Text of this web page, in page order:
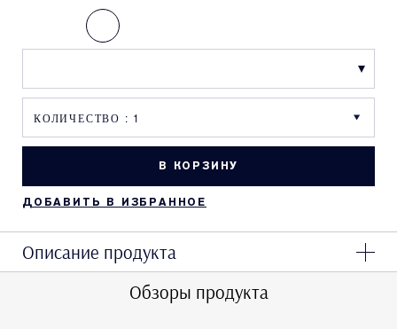
В КОРЗИНУ
ДОБАВИТЬ В ИЗБРАННОЕ
Описание продукта
Обзоры продукта